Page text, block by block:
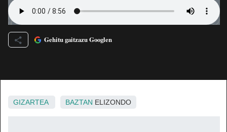
Gehitu gaitzazu Googlen
GIZARTEA BAZTAN ELIZONDO